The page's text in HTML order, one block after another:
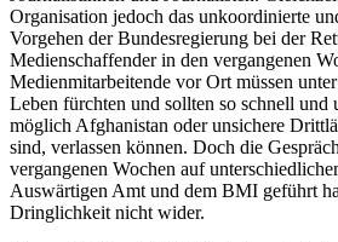
Organisation jedoch das unkoordinierte
Vorgehen der Bundesregierung bei der
Medienschaffender in den vergangenen
Medienmitarbeitende vor Ort müssen
Leben fürchten und sollten so schnell und
möglich Afghanistan oder unsichere
sind, verlassen können. Doch die
vergangenen Wochen auf
Auswärtigen Amt und dem BMI geführt
Dringlichkeit nicht wider.